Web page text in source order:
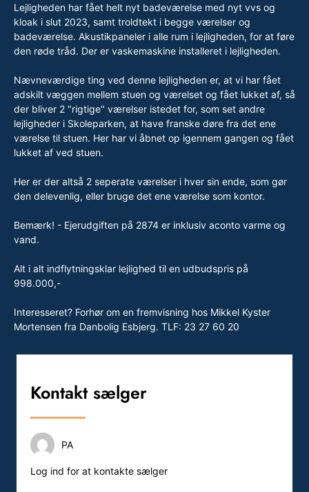
Lejligheden har fået helt nyt badeværelse med nyt vvs og
kloak i slut 2023, samt troldtekt i begge værelser og
badeværelse. Akustikpaneler i alle rum i lejligheden, for at føre
den røde tråd. Der er vaskemaskine installeret i lejligheden.
Nævneværdige ting ved denne lejligheden er, at vi har fået
adskilt væggen mellem stuen og værelset og fået lukket af, så
der bliver 2 "rigtige" værelser istedet for, som set andre
lejligheder i Skoleparken, at have franske døre fra det ene
værelse til stuen. Her har vi åbnet op igennem gangen og fået
lukket af ved stuen.
Her er der altså 2 seperate værelser i hver sin ende, som gør
den delevenlig, eller bruge det ene værelse som kontor.
Bemærk! - Ejerudgiften på 2874 er inklusiv aconto varme og
vand.
Alt i alt indflytningsklar lejlighed til en udbudspris på
998.000,-
Interesseret? Forhør om en fremvisning hos Mikkel Kyster
Mortensen fra Danbolig Esbjerg. TLF: 23 27 60 20
Kontakt sælger
PA
Log ind for at kontakte sælger